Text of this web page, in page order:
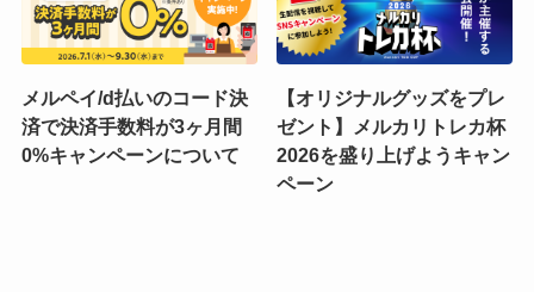
メルペイ/d払いのコード決
済で決済手数料が3ヶ月間
0%キャンペーンについて
【オリジナルグッズをプレ
ゼント】メルカリトレカ杯
2026を盛り上げようキャン
ペーン